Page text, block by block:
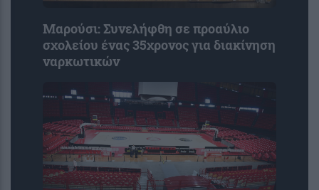
Μαρούσι: Συνελήφθη σε προαύλιο
σχολείου ένας 35χρονος για διακίνηση
ναρκωτικών